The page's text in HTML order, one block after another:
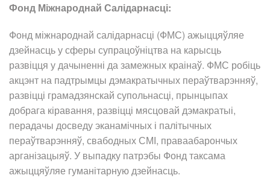
Фонд Міжнароднай Салідарнасці:
Фонд міжнароднай салідарнасці (ФМС) ажыццяўляе
дзейнасць у сферы супрацоўніцтва на карысць
развіцця у дачыненні да замежных краінаў. ФМС робіць
акцэнт на падтрымцы дэмакратычных пераўтварэнняў,
развіцці грамадзянскай супольнасці, прынцыпах
добрага кіравання, развіцці мясцовай дэмакратыі,
перадачы досведу эканамічных і палітычных
пераўтварэнняў, свабодных СМІ, праваабарончых
арганізацыяў. У выпадку патрэбы Фонд таксама
ажыццяўляе гуманітарную дзейнасць.